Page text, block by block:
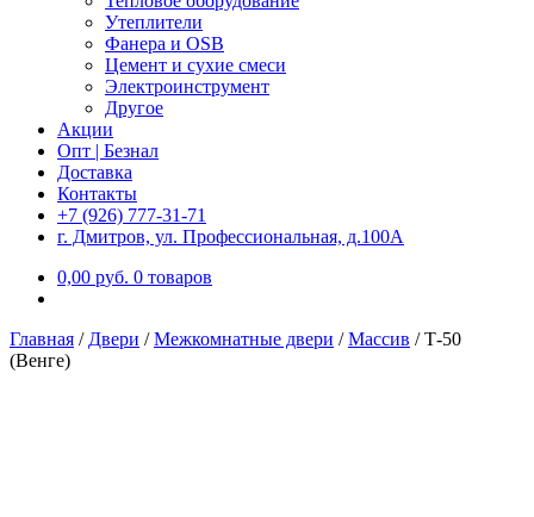
Утеплители
Фанера и OSB
Цемент и сухие смеси
Электроинструмент
Другое
Акции
Опт | Безнал
Доставка
Контакты
+7 (926) 777-31-71
г. Дмитров, ул. Профессиональная, д.100А
0,00 руб. 0 товаров
Главная / Двери /Межкомнатные двери /Массив /Т-50
(Венге)